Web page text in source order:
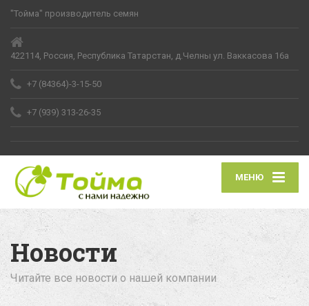
"Тойма" производитель семян
422114, Россия, Республика Татарстан, д.Челны ул. Ваккасова 16а
+7 (84364)-3-15-50
+7 (939) 313-26-35
МЕНЮ
Новости
Читайте все новости о нашей компании